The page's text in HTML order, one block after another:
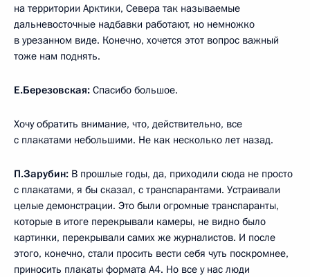
на территории Арктики, Севера так называемые
дальневосточные надбавки работают, но немножко
в урезанном виде. Конечно, хочется этот вопрос важный
тоже нам поднять.
Е.Березовская: Спасибо большое.
Хочу обратить внимание, что, действительно, все
с плакатами небольшими. Не как несколько лет назад.
П.Зарубин: В прошлые годы, да, приходили сюда не просто
с плакатами, я бы сказал, с транспарантами. Устраивали
целые демонстрации. Это были огромные транспаранты,
которые в итоге перекрывали камеры, не видно было
картинки, перекрывали самих же журналистов. И после
этого, конечно, стали просить вести себя чуть поскромнее,
приносить плакаты формата А4. Но все у нас люди